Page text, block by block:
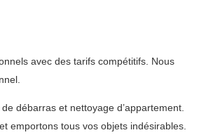
avec des tarifs compétitifs. Nous
débarras et nettoyage d’appartement.
emportons tous vos objets indésirables.